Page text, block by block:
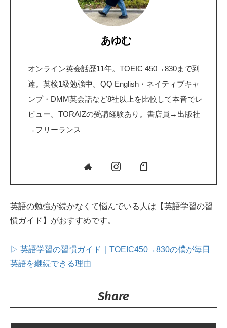
あゆむ
オンライン英会話歴11年。TOEIC 450→830まで到
達。英検1級勉強中。QQ English・ネイティブキャ
ンプ・DMM英会話など8社以上を比較して本音でレ
ビュー。TORAIZの受講経験あり。書店員→出版社
→フリーランス
英語の勉強が続かなくて悩んでいる人は【英語学習の習
慣ガイド】がおすすめです。
▷ 英語学習の習慣ガイド｜TOEIC450→830の僕が毎日
英語を継続できる理由
Share